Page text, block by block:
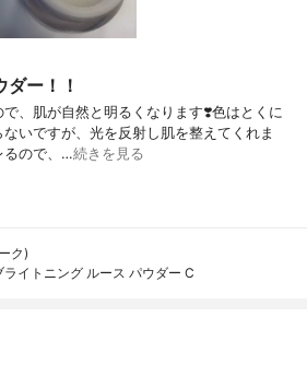
ー！！
、肌が自然と明るくなります❣️色はとくに
いですが、光を反射し肌を整えてくれま
るので、…続きを見る
ク)
イトニング ルース パウダー C